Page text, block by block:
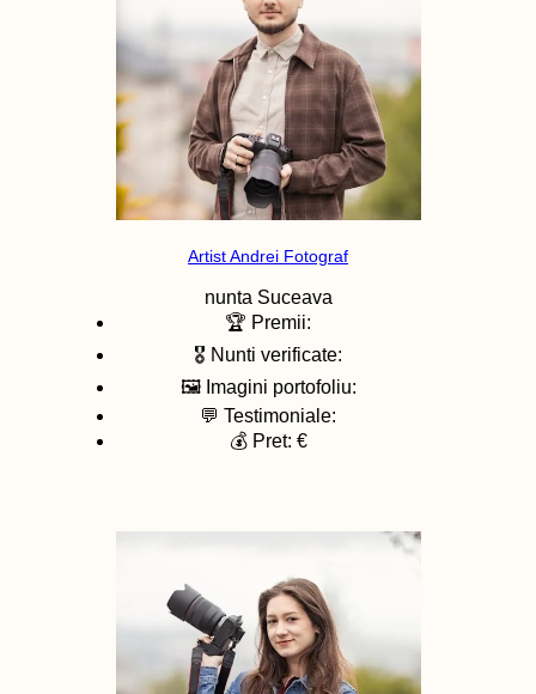
Artist Andrei Fotograf
nunta Suceava
🏆 Premii:
🎖️ Nunti verificate:
🖼️ Imagini portofoliu:
💬 Testimoniale:
💰 Pret: €